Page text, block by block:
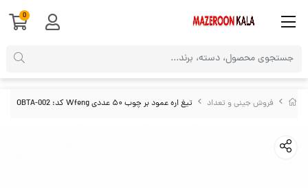
فروش جینی و تعداد تیغ اره عمود بر چوب ۵۰ عددی Wfeng کد: OBTA-002
0